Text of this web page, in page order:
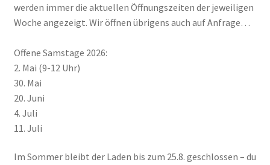
werden immer die aktuellen Öffnungszeiten der jeweiligen
Woche angezeigt. Wir öffnen übrigens auch auf Anfrage…
Offene Samstage 2026:
2. Mai (9-12 Uhr)
30. Mai
20. Juni
4. Juli
11. Juli
Im Sommer bleibt der Laden bis zum 25.8. geschlossen – du